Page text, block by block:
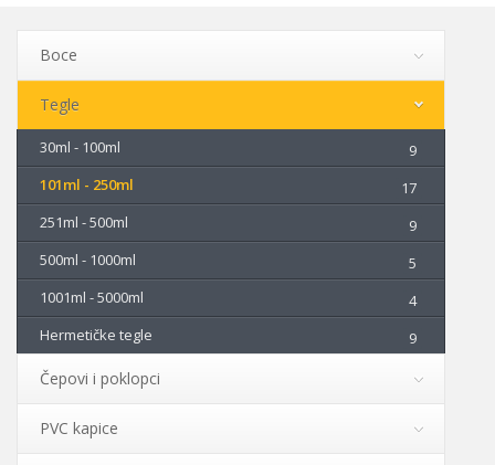
Boce
Tegle
30ml - 100ml
9
101ml - 250ml
17
251ml - 500ml
9
500ml - 1000ml
5
1001ml - 5000ml
4
Hermetičke tegle
9
Čepovi i poklopci
PVC kapice